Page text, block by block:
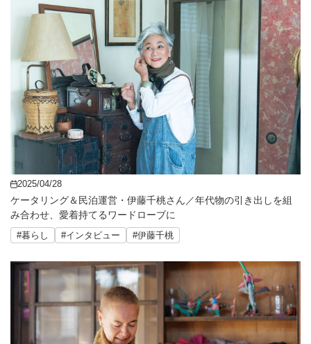
2025/04/28
ケータリング＆民泊運営・伊藤千桃さん／年代物の引き出しを組
み合わせ、愛着持てるワードローブに
#暮らし #インタビュー #伊藤千桃